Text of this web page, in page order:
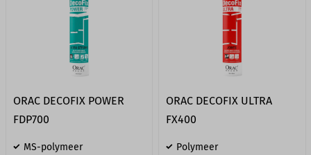
ORAC DECOFIX POWER​
FDP700
MS-polymeer
ORAC DECOFIX ULTRA
FX400
Polymeer